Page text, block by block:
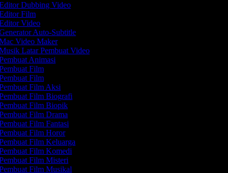
Dubbing Video
Film
Video
Auto-Subtitle
Video Maker
Latar Pembuat Video
Animasi
Film
Film
Film Aksi
Film Biografi
Film Biopik
Film Drama
Film Fantasi
Film Horor
Film Keluarga
Film Komedi
Film Misteri
Film Musikal